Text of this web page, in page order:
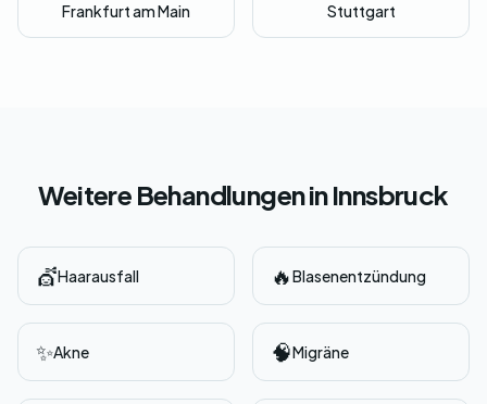
Frankfurt am Main Stuttgart
Weitere Behandlungen in Innsbruck
💇Haarausfall 🔥Blasenentzündung
✨Akne 🧠Migräne